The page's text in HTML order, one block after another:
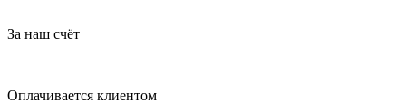
За наш счёт
Оплачивается клиентом